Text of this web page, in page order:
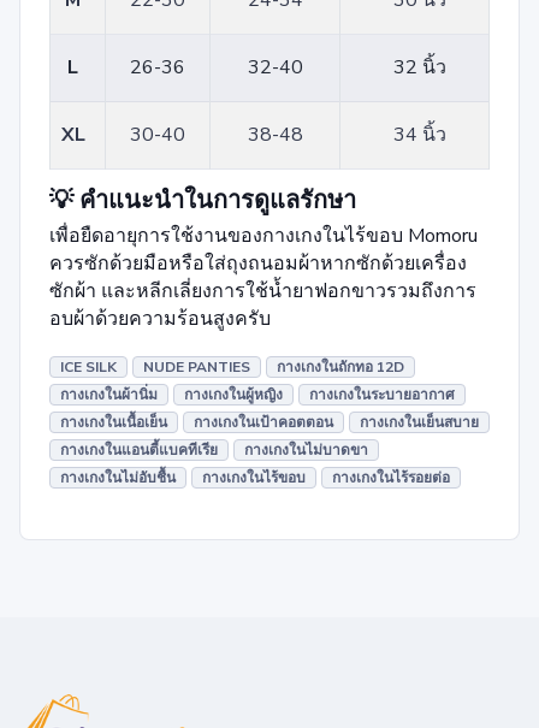
L 26-36 32-40 32 นิ้ว
XL 30-40 38-48 34 นิ้ว
💡 คำแนะนำในการดูแลรักษา
เพื่อยืดอายุการใช้งานของกางเกงในไร้ขอบ Momoru
ควรซักด้วยมือหรือใส่ถุงถนอมผ้าหากซักด้วยเครื่อง
ซักผ้า และหลีกเลี่ยงการใช้น้ำยาฟอกขาวรวมถึงการ
อบผ้าด้วยความร้อนสูงครับ
ICE SILK NUDE PANTIES
กางเกงในถักทอ 12D
กางเกงในผ้านิ่ม
กางเกงในผู้หญิง
กางเกงในระบายอากาศ
กางเกงในเนื้อเย็น
กางเกงในเป้าคอตตอน
กางเกงในเย็นสบาย
กางเกงในแอนตี้แบคทีเรีย
กางเกงในไม่บาดขา
กางเกงในไม่อับชื้น
กางเกงในไร้ขอบ กางเกงในไร้รอยต่อ